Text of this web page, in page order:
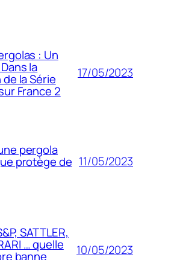
: Un
la
la Série
France 2
17/05/2023
pergola
protège de 11/05/2023
SATTLER,
… quelle
banne 10/05/2023